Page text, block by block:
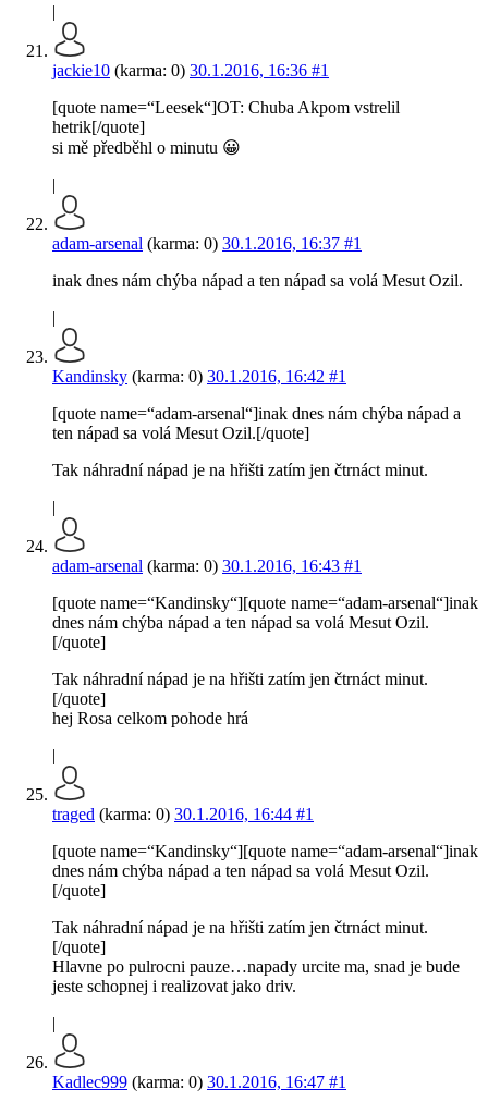
|
jackie10 (karma: 0) 30.1.2016, 16:36 #1
[quote name=“Leesek“]OT: Chuba Akpom vstrelil
hetrik[/quote]
si mě předběhl o minutu 😀
|
adam-arsenal (karma: 0) 30.1.2016, 16:37 #1
inak dnes nám chýba nápad a ten nápad sa volá Mesut Ozil.
|
Kandinsky (karma: 0) 30.1.2016, 16:42 #1
[quote name=“adam-arsenal“]inak dnes nám chýba nápad a
ten nápad sa volá Mesut Ozil.[/quote]
Tak náhradní nápad je na hřišti zatím jen čtrnáct minut.
|
adam-arsenal (karma: 0) 30.1.2016, 16:43 #1
[quote name=“Kandinsky“][quote name=“adam-arsenal“]inak
dnes nám chýba nápad a ten nápad sa volá Mesut Ozil.
[/quote]
Tak náhradní nápad je na hřišti zatím jen čtrnáct minut.
[/quote]
hej Rosa celkom pohode hrá
|
traged (karma: 0) 30.1.2016, 16:44 #1
[quote name=“Kandinsky“][quote name=“adam-arsenal“]inak
dnes nám chýba nápad a ten nápad sa volá Mesut Ozil.
[/quote]
Tak náhradní nápad je na hřišti zatím jen čtrnáct minut.
[/quote]
Hlavne po pulrocni pauze…napady urcite ma, snad je bude
jeste schopnej i realizovat jako driv.
|
Kadlec999 (karma: 0) 30.1.2016, 16:47 #1